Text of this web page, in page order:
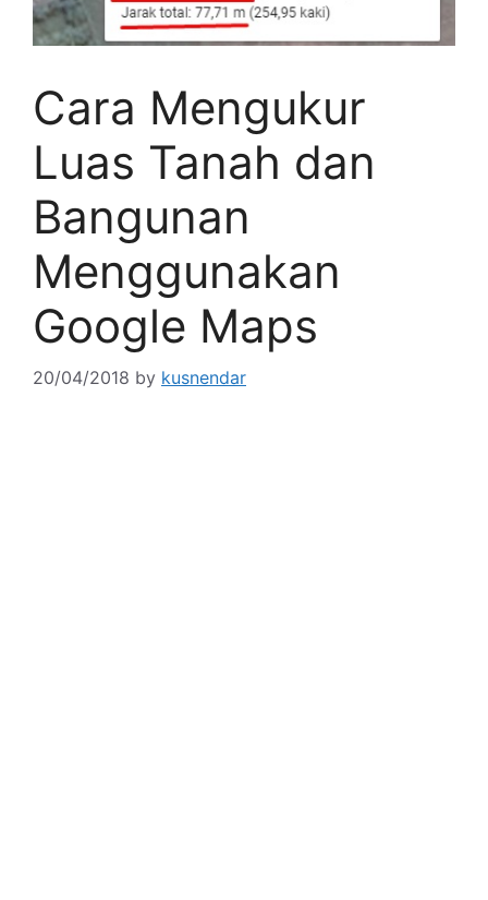
Cara Mengukur
Luas Tanah dan
Bangunan
Menggunakan
Google Maps
20/04/2018 by kusnendar